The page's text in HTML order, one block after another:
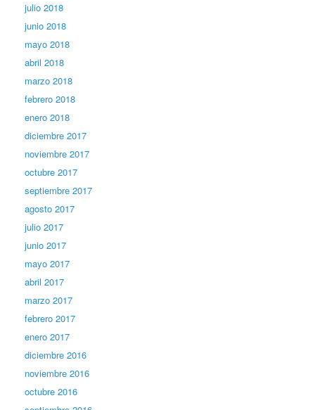
julio 2018
junio 2018
mayo 2018
abril 2018
marzo 2018
febrero 2018
enero 2018
diciembre 2017
noviembre 2017
octubre 2017
septiembre 2017
agosto 2017
julio 2017
junio 2017
mayo 2017
abril 2017
marzo 2017
febrero 2017
enero 2017
diciembre 2016
noviembre 2016
octubre 2016